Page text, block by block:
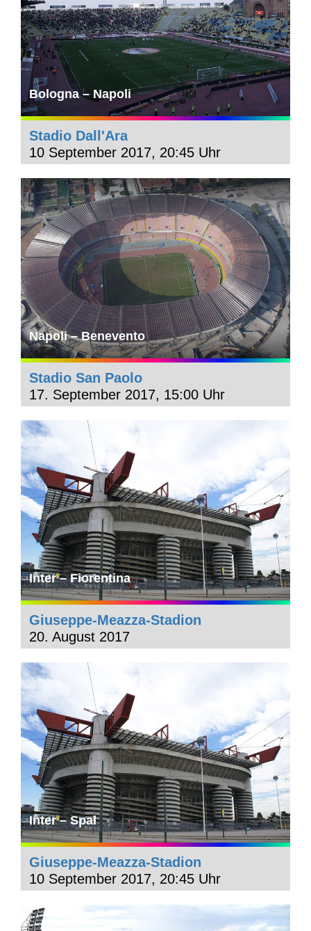
Bologna – Napoli
Stadio Dall'Ara
10 September 2017, 20:45 Uhr
Napoli – Benevento
Stadio San Paolo
17. September 2017, 15:00 Uhr
Inter – Fiorentina
Giuseppe-Meazza-Stadion
20. August 2017
Inter – Spal
Giuseppe-Meazza-Stadion
10 September 2017, 20:45 Uhr